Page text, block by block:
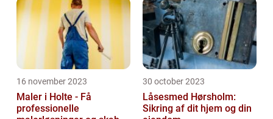
16 november 2023
Maler i Holte - Få
professionelle
30 october 2023
Låsesmed Hørsholm:
Sikring af dit hjem og din